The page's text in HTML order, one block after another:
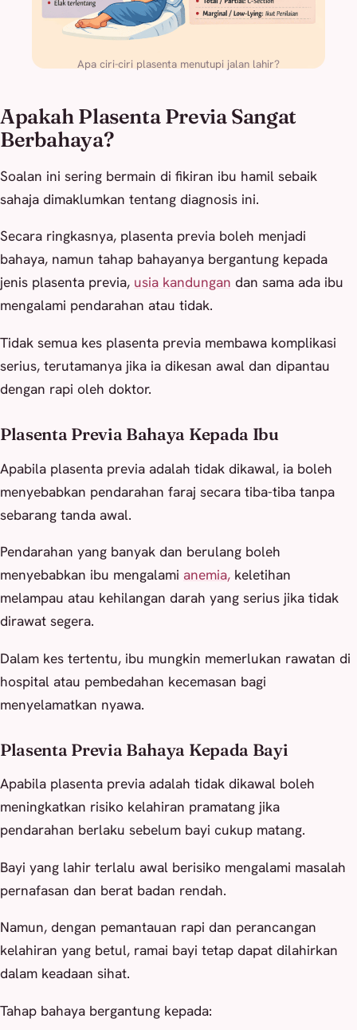
Apa ciri-ciri plasenta menutupi jalan lahir?
Apakah Plasenta Previa Sangat
Berbahaya?
Soalan ini sering bermain di fikiran ibu hamil sebaik
sahaja dimaklumkan tentang diagnosis ini.
Secara ringkasnya, plasenta previa boleh menjadi
bahaya, namun tahap bahayanya bergantung kepada
jenis plasenta previa, usia kandungan dan sama ada ibu
mengalami pendarahan atau tidak.
Tidak semua kes plasenta previa membawa komplikasi
serius, terutamanya jika ia dikesan awal dan dipantau
dengan rapi oleh doktor.
Plasenta Previa Bahaya Kepada Ibu
Apabila plasenta previa adalah tidak dikawal, ia boleh
menyebabkan pendarahan faraj secara tiba-tiba tanpa
sebarang tanda awal.
Pendarahan yang banyak dan berulang boleh
menyebabkan ibu mengalami anemia, keletihan
melampau atau kehilangan darah yang serius jika tidak
dirawat segera.
Dalam kes tertentu, ibu mungkin memerlukan rawatan di
hospital atau pembedahan kecemasan bagi
menyelamatkan nyawa.
Plasenta Previa Bahaya Kepada Bayi
Apabila plasenta previa adalah tidak dikawal boleh
meningkatkan risiko kelahiran pramatang jika
pendarahan berlaku sebelum bayi cukup matang.
Bayi yang lahir terlalu awal berisiko mengalami masalah
pernafasan dan berat badan rendah.
Namun, dengan pemantauan rapi dan perancangan
kelahiran yang betul, ramai bayi tetap dapat dilahirkan
dalam keadaan sihat.
Tahap bahaya bergantung kepada: